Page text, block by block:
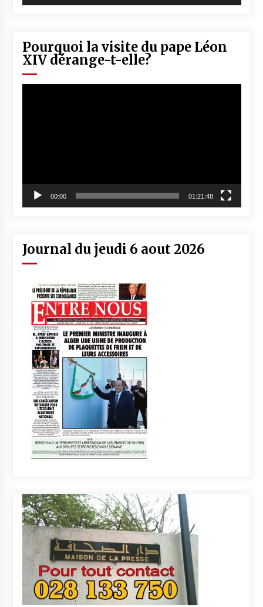
Pourquoi la visite du pape Léon
XIV dérange-t-elle?
00:00 01:21:48
Journal du jeudi 6 aout 2026